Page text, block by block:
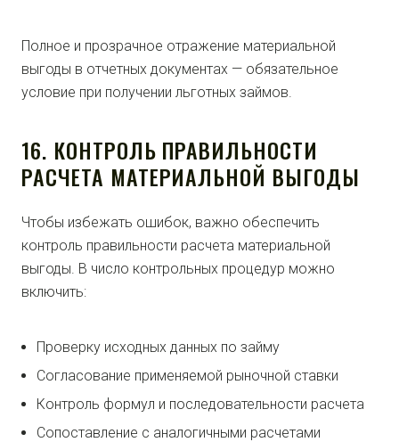
Полное и прозрачное отражение материальной
выгоды в отчетных документах — обязательное
условие при получении льготных займов.
16. КОНТРОЛЬ ПРАВИЛЬНОСТИ
РАСЧЕТА МАТЕРИАЛЬНОЙ ВЫГОДЫ
Чтобы избежать ошибок, важно обеспечить
контроль правильности расчета материальной
выгоды. В число контрольных процедур можно
включить:
Проверку исходных данных по займу
Согласование применяемой рыночной ставки
Контроль формул и последовательности расчета
Сопоставление с аналогичными расчетами